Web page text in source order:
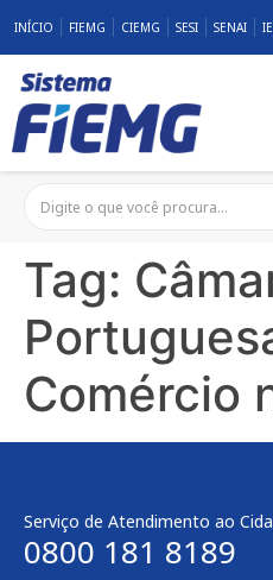
INÍCIO FIEMG CIEMG SESI SENAI
Tag:
Comércio
Serviço de Atendimento ao
0800 181 8189